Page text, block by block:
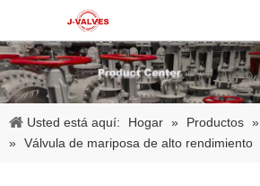
Usted está aquí: Hogar » Productos »
» Válvula de mariposa de alto rendimiento
2026-06-25
Válvula de compuerta de bronce, níquel y aluminio C95800: diseño técnico, rendimiento y aplicaciones industriales